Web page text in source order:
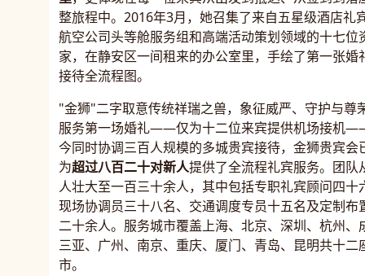
整旅程中。2016年3月，她召集了来自五星级酒店礼
航空公司头等舱服务组和高端活动策划领域的十七位
家，在静安区一间租来的办公室里，手绘了第一张婚
接待全流程图。
"金狮"二字取意传统祥瑞之兽，象征威严、守护与尊
服务第一场婚礼——仅为十二位来宾提供机场接机
今同时协调三百人规模的多城贵宾接待，金狮贵宾会
为超过八百二十对新人提供了全流程礼宾服务。团队
人壮大至一百三十余人，其中包括专职礼宾顾问四十
现场协调员三十八名、交通调度专员十五名及定制布
二十余人。服务城市覆盖上海、北京、深圳、杭州、
三亚、广州、南京、重庆、厦门、青岛、昆明共十二
市。